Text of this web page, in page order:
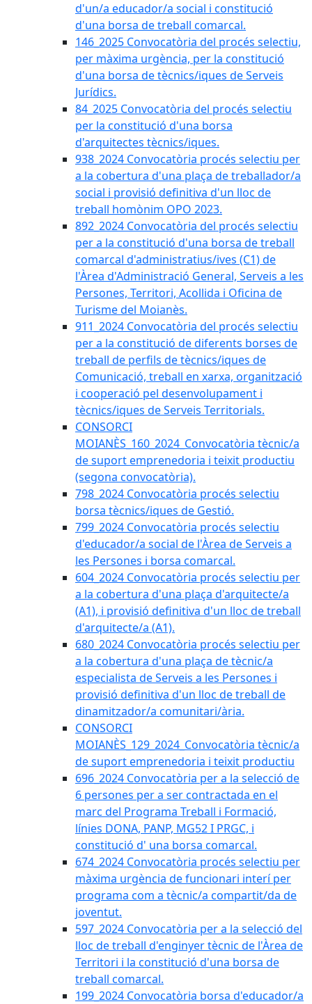
d'un/a educador/a social i constitució
d'una borsa de treball comarcal.
146_2025 Convocatòria del procés selectiu,
per màxima urgència, per la constitució
d'una borsa de tècnics/iques de Serveis
Jurídics.
84_2025 Convocatòria del procés selectiu
per la constitució d'una borsa
d'arquitectes tècnics/iques.
938_2024 Convocatòria procés selectiu per
a la cobertura d'una plaça de treballador/a
social i provisió definitiva d'un lloc de
treball homònim OPO 2023.
892_2024 Convocatòria del procés selectiu
per a la constitució d'una borsa de treball
comarcal d'administratius/ives (C1) de
l'Àrea d'Administració General, Serveis a les
Persones, Territori, Acollida i Oficina de
Turisme del Moianès.
911_2024 Convocatòria del procés selectiu
per a la constitució de diferents borses de
treball de perfils de tècnics/iques de
Comunicació, treball en xarxa, organització
i cooperació pel desenvolupament i
tècnics/iques de Serveis Territorials.
CONSORCI
MOIANÈS_160_2024_Convocatòria tècnic/a
de suport emprenedoria i teixit productiu
(segona convocatòria).
798_2024 Convocatòria procés selectiu
borsa tècnics/iques de Gestió.
799_2024 Convocatòria procés selectiu
d'educador/a social de l'Àrea de Serveis a
les Persones i borsa comarcal.
604_2024 Convocatòria procés selectiu per
a la cobertura d'una plaça d'arquitecte/a
(A1), i provisió definitiva d'un lloc de treball
d'arquitecte/a (A1).
680_2024 Convocatòria procés selectiu per
a la cobertura d'una plaça de tècnic/a
especialista de Serveis a les Persones i
provisió definitiva d'un lloc de treball de
dinamitzador/a comunitari/ària.
CONSORCI
MOIANÈS_129_2024_Convocatòria tècnic/a
de suport emprenedoria i teixit productiu
696_2024 Convocatòria per a la selecció de
6 persones per a ser contractada en el
marc del Programa Treball i Formació,
línies DONA, PANP, MG52 I PRGC, i
constitució d' una borsa comarcal.
674_2024 Convocatòria procés selectiu per
màxima urgència de funcionari interí per
programa com a tècnic/a compartit/da de
joventut.
597_2024 Convocatòria per a la selecció del
lloc de treball d'enginyer tècnic de l'Àrea de
Territori i la constitució d'una borsa de
treball comarcal.
199_2024 Convocatòria borsa d'educador/a